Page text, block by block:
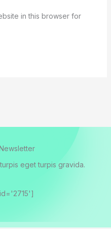
in this browser for
eget turpis gravida.